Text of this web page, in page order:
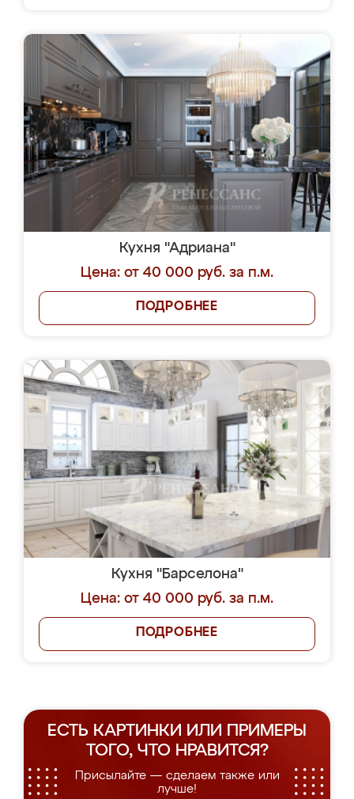
Кухня "Адриана"
Цена: от 40 000 руб. за п.м.
ПОДРОБНЕЕ
Кухня "Барселона"
Цена: от 40 000 руб. за п.м.
ПОДРОБНЕЕ
ЕСТЬ КАРТИНКИ ИЛИ ПРИМЕРЫ
ТОГО, ЧТО НРАВИТСЯ?
Присылайте — сделаем также или
лучше!